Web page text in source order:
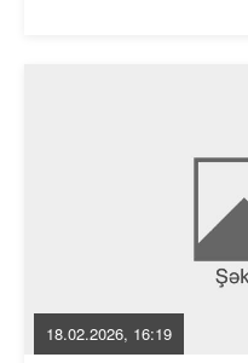
18.02.2026, 16:19